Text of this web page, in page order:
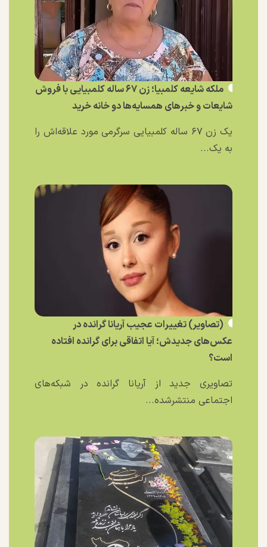
ملکه شایعه کلمبیا؛ زن ۶۷ ساله کلمبیایی با فروش
شایعات و خبر‌های همسایه‌ها دو خانه خرید
یک زن ۶۷ ساله کلمبیایی سرگرمی مورد علاقه‌اش را
به یک...
(تصاویر) تغییرات عجیب آریانا گرانده در
عکس‌های جدیدش؛ آیا اتفاقی برای گرانده افتاده
است؟
تصاویری جدید از آریانا گرانده در شبکه‌های
اجتماعی منتشرشده...